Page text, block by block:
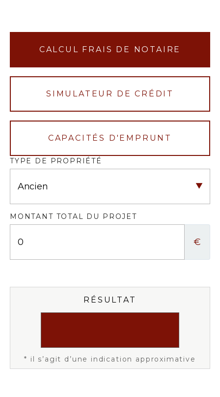
CALCUL FRAIS DE NOTAIRE
SIMULATEUR DE CRÉDIT
CAPACITÉS D'EMPRUNT